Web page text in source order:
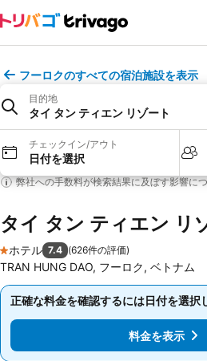
フーロクのすべての宿泊施設を表示
目的地
タイ タン ティエン リゾート
チェックイン/アウト
日付を選択
弊社への手数料が検索結果に及ぼす影響に
タイ タン ティエン リ
1 ホテルのランク
ホテル 7.4 (626件の評価)
TRAN HUNG DAO, フーロク, ベトナム
正確な料金を確認するには日付を選択
料金を表示
正確な料金を確認するには日付を選択
料金を表示